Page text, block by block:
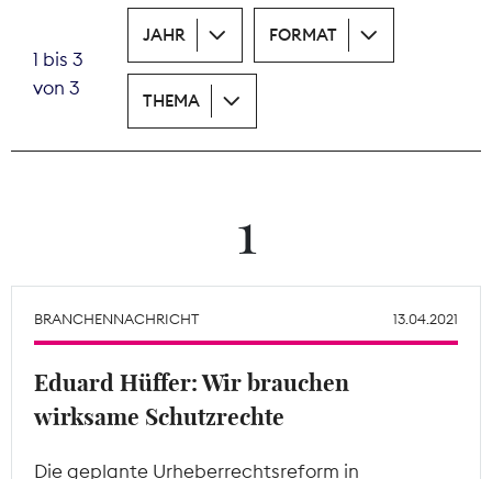
Wächterpreis
Mitgliederbereich
1 bis 3
von 3
JAHR FORMAT
THEMA
1
BRANCHENNACHRICHT 13.04.2021
Eduard Hüffer: Wir brauchen
wirksame Schutzrechte
Die geplante Urheberrechtsreform in